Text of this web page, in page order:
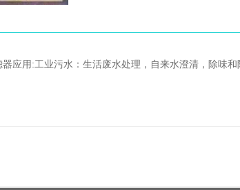
器应用:工业污水：生活废水处理，自来水澄清，除味和